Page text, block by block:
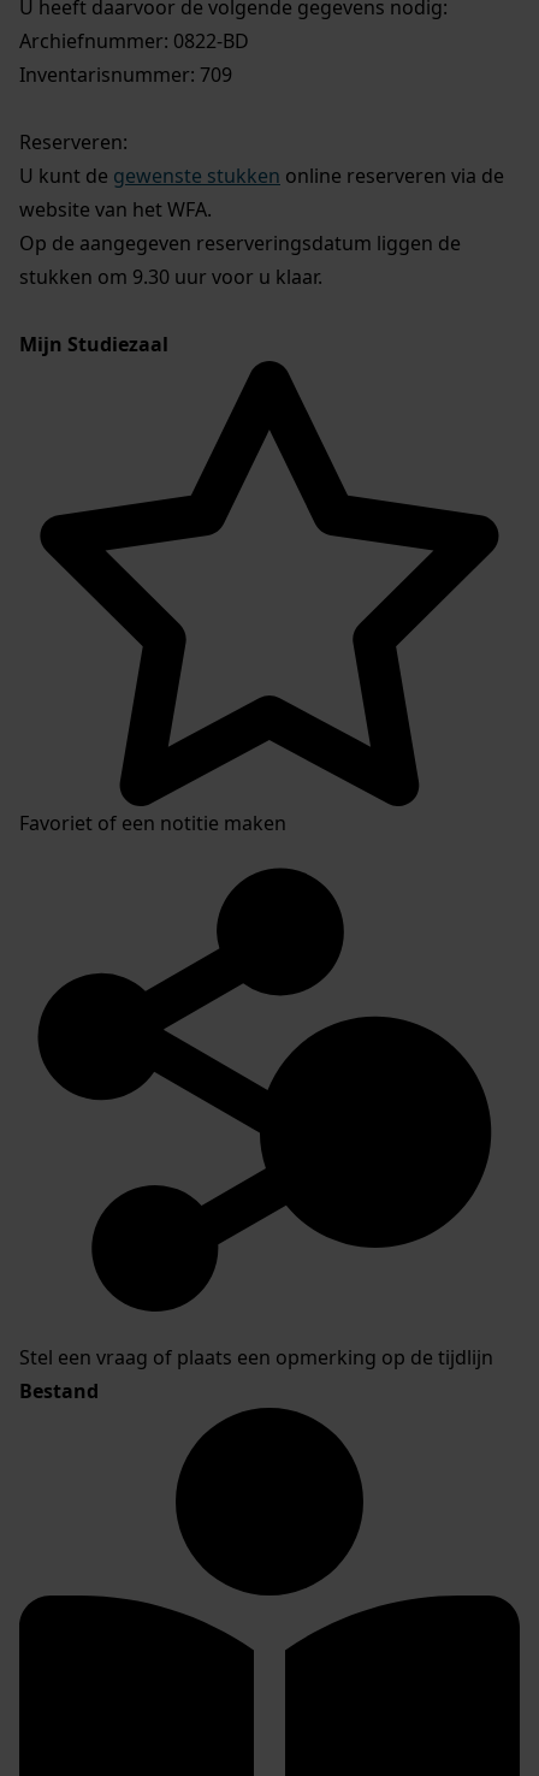
U heeft daarvoor de volgende gegevens nodig:
Archiefnummer: 0822-BD
Inventarisnummer: 709
Reserveren:
U kunt de gewenste stukken online reserveren via de
website van het WFA.
Op de aangegeven reserveringsdatum liggen de
stukken om 9.30 uur voor u klaar.
Mijn Studiezaal
Favoriet of een notitie maken
Stel een vraag of plaats een opmerking op de tijdlijn
Bestand